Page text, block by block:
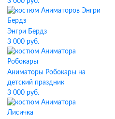
Энгри Бердз
3 000 руб.
Аниматоры Робокары на
детский праздник
3 000 руб.